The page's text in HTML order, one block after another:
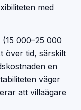
med
000–25 000
över tid, särskilt
en
väger
att villaägare